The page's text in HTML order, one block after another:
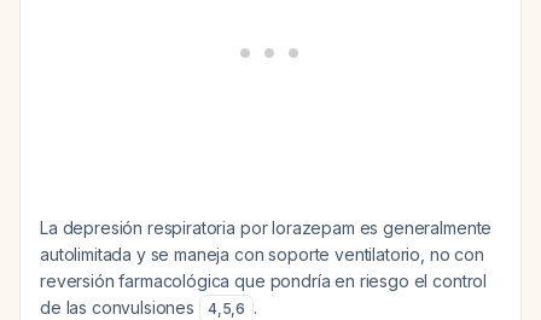
La depresión respiratoria por lorazepam es generalmente
autolimitada y se maneja con soporte ventilatorio, no con
reversión farmacológica que pondría en riesgo el control
de las convulsiones
4,5,6 .